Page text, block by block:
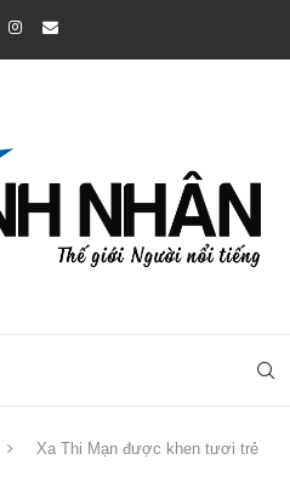
Xa Thi Mạn được khen tươi trẻ